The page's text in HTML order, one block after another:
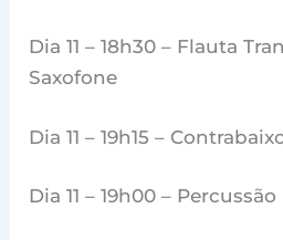
Dia 11 – 18h30 – Flauta
Saxofone
Dia 11 – 19h15 –
Dia 11 – 19h00 – Percussão